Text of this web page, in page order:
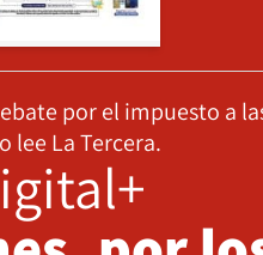
por el impuesto a
lee La Tercera.